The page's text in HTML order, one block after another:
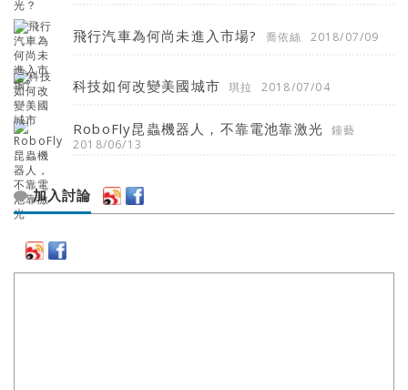
飛行汽車為何尚未進入市場? 喬依絲 2018/07/09
科技如何改變美國城市 琪拉 2018/07/04
RoboFly昆蟲機器人，不靠電池靠激光
鐘藝
2018/06/13
加入討論